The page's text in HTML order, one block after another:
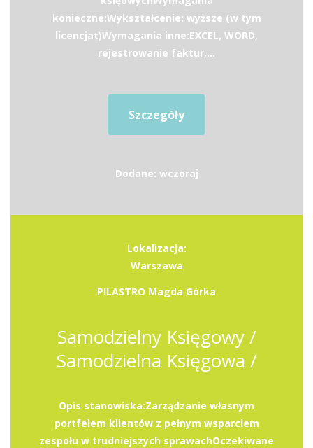
konieczne:Wykształcenie: wyższe (w tym
licencjat)Wymagania inne:EXCEL, WORD,
rejestrowanie faktur,...
Szczegóły
Dodane: wczoraj
Lokalizacja:
Warszawa
PILASTRO Magda Górka
Samodzielny Księgowy /
Samodzielna Księgowa /
Opis stanowiska:Zarządzanie własnym
portfelem klientów z pełnym wsparciem
zespołu w trudniejszych sprawachOczekiwane